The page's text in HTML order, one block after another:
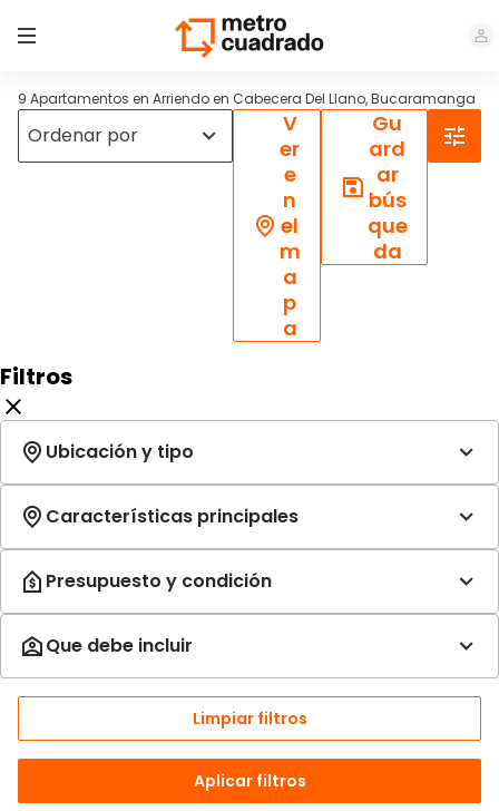
9 Apartamentos en Arriendo en Cabecera Del Llano, Bucaramanga
V
er
e
n
el
m
a
p
a
Gu
ard
ar
bús
que
da
Filtros
Limpiar filtros
Aplicar filtros